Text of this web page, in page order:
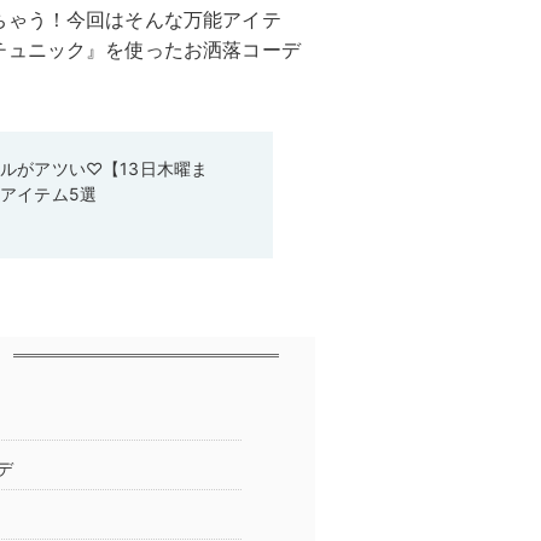
う！今回はそんな万能アイテ
ニック』を使ったお洒落コーデ
がアツい♡【13日木曜ま
イテム5選